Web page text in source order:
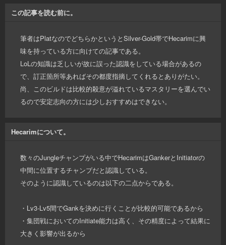
この記事を読む前に。
筆者はPlatなのでどちらかというとSilver-Gold帯でHecarimに興
味を持っている方に向けての記事である。
LoLの知識は乏しいが故に誤った認識をしている場合があるの
で、訂正箇所等あればその都度指摘してくれるとありがたい。
尚、このビルドは比較的殺意が溢れているマスタリーを選んでい
るので安定志向の方には少しおすすめはできない。
Hecarimについて。
数々のJungleチャンプがいる中でHecarimはGankerとInitiatorの
中間に位置するチャンプだと認識している。
そのように認識しているのは以下の二点からである。
・Lv3-Lv5間でGankを決めに行くことが比較的可能であるから
・集団戦においてのInitiate能力は高く、その精度によって結果に
大きく影響が出るから